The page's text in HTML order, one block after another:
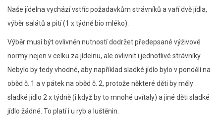
Naše jídelna vychází vstříc požadavkům strávníků a vaří dvě jídla,
výběr salátů a pití (1 x týdně bio mléko).
Výběr musí být ovlivněn nutností dodržet předepsané výživové
normy nejen v celku za jídelnu, ale ovlivnit i jednotlivé strávníky.
Nebylo by tedy vhodné, aby například sladké jídlo bylo v pondělí na
oběd č. 1 a v pátek na oběd č. 2, protože některé děti by měly
sladké jídlo 2 x týdně (i když by to mnohé uvítaly) a jiné děti sladké
jídlo žádné. To platí i u ryb a luštěnin.